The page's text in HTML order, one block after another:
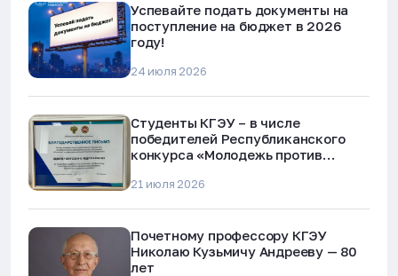
Успевайте подать документы на
поступление на бюджет в 2026
году!
24 июля 2026
Студенты КГЭУ – в числе
победителей Республиканского
конкурса «Молодежь против
мошенничества»
21 июля 2026
Почетному профессору КГЭУ
Николаю Кузьмичу Андрееву — 80
лет